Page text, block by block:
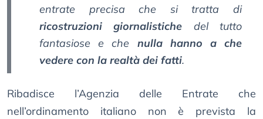
entrate precisa che si tratta di
ricostruzioni giornalistiche del tutto
fantasiose e che nulla hanno a che
vedere con la realtà dei fatti.
Ribadisce l’Agenzia delle Entrate che
nell’ordinamento italiano non è prevista la